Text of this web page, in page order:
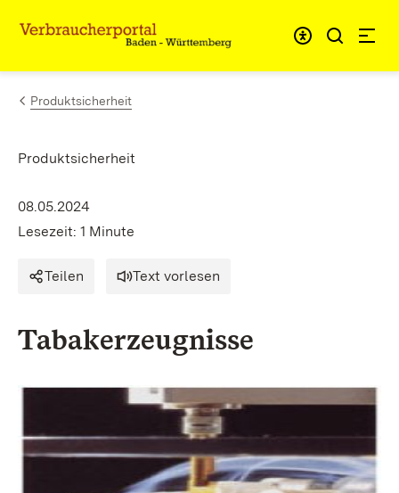
Zum Inhalt springen
Link zur Startseite
Produktsicherheit
Produktsicherheit
08.05.2024
Lesezeit: 1 Minute
Teilen Text vorlesen
Tabakerzeugnisse